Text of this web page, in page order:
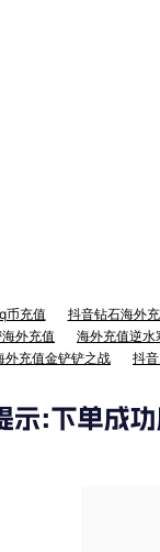
q币充值
抖音钻石海外
外充值
海外充值逆水
外充值金铲铲之战
抖